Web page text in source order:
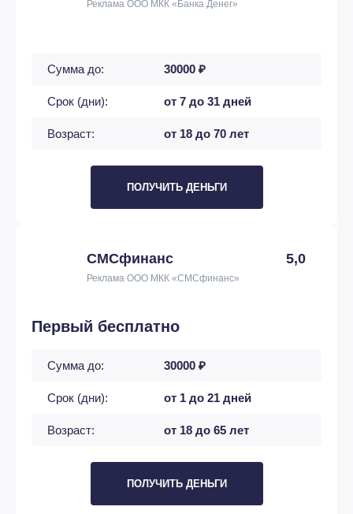
Реклама ООО МКК «Банка Денег»
Сумма до: 30000 ₽
Срок (дни): от 7 до 31 дней
Возраст: от 18 до 70 лет
ПОЛУЧИТЬ ДЕНЬГИ
СМСфинанс 5,0
Реклама ООО МКК «СМСфинанс»
Первый бесплатно
Сумма до: 30000 ₽
Срок (дни): от 1 до 21 дней
Возраст: от 18 до 65 лет
ПОЛУЧИТЬ ДЕНЬГИ